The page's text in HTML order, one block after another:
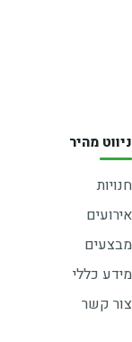
ניווט מהיר
חנויות
אירועים
מבצעים
מידע כללי
צור קשר